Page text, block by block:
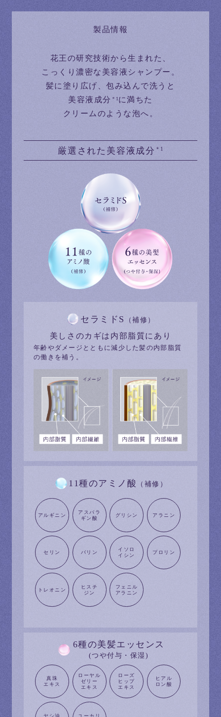
製品情報
花王の研究技術から生まれた、
こっくり濃密な美容液シャンプー。
髪に塗り広げ、包み込んで洗うと
美容液成分 ＊1 に満ちた
クリームのような泡へ。
厳選された美容液成分 ＊1
セラミドS （補修）
美しさのカギは 内部脂質にあり
年齢やダメージとともに減少した髪の内部脂質
の働きを補う。
11種のアミノ酸 （補修）
アルギニン
アスパラ
ギン酸
グリシン アラニン
セリン バリン
イソロ
イシン
プロリン
トレオニン
ヒスチ
ジン
フェニル
アラニン
6種の美髪エッセンス
(つや付与・保湿)
真珠
エキス
ローヤル
ゼリー
エキス
ローズ
ヒップ
エキス
ヒアル
ロン酸
ヤシ油 ユーカリ